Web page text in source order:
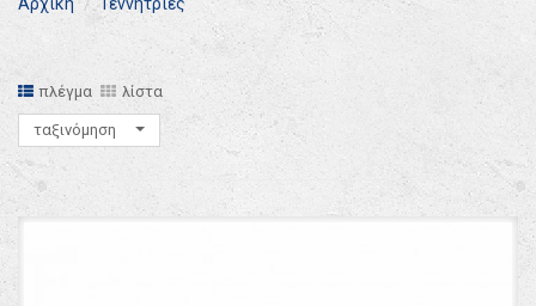
πλέγμα λίστα
ταξινόμηση